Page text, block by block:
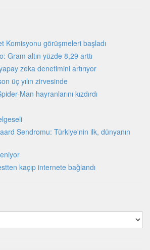
Komisyonu görüşmeleri başladı
Gram altın yüzde 8,29 arttı
zeka denetimini artırıyor
üç yılın zirvesinde
Man hayranlarını kızdırdı
Sendromu: Türkiye'nin ilk, dünyanın
kaçıp internete bağlandı